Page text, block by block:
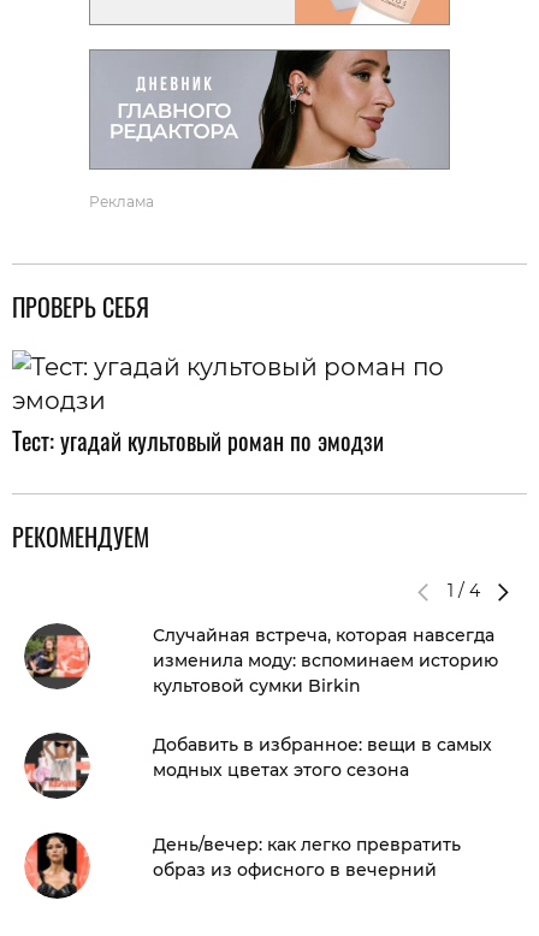
Реклама
ПРОВЕРЬ СЕБЯ
Тест: угадай культовый роман по эмодзи
РЕКОМЕНДУЕМ
1 / 4
Случайная встреча, которая навсегда
изменила моду: вспоминаем историю
культовой сумки Birkin
Добавить в избранное: вещи в самых
модных цветах этого сезона
День/вечер: как легко превратить
образ из офисного в вечерний